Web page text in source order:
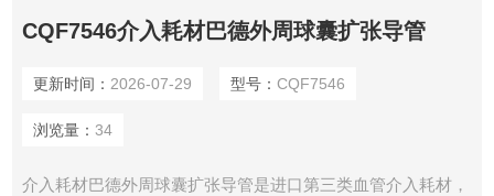
CQF7546介入耗材巴德外周球囊扩张导管
更新时间： 2026-07-29 型号： CQF7546
浏览量： 34
介入耗材巴德外周球囊扩张导管是进口第三类血管介入耗材，